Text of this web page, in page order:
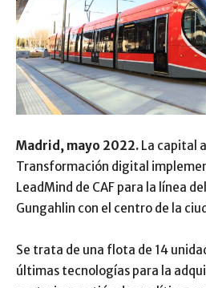
Madrid, mayo 2022. La capital
Transformación digital
LeadMind de CAF para la línea
Gungahlin con el centro de la
Se trata de una flota de 14
últimas tecnologías para la